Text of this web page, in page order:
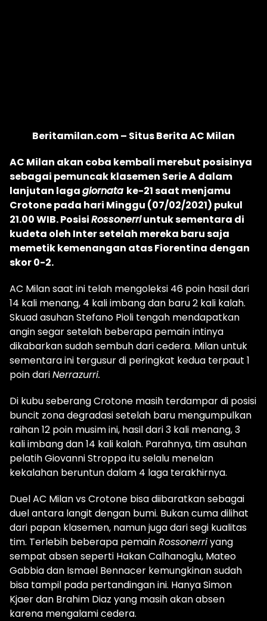
Beritamilan.com – Situs Berita AC Milan
AC Milan akan coba kembali merebut posisinya
sebagai pemuncak klasemen Serie A dalam
lanjutan lagagiornata ke-21 saat menjamu
Crotone pada hari Minggu (07/02/2021) pukul
21.00 WIB. PosisiRossonerriuntuk sementara di
kudeta oleh Inter setelah mereka baru saja
memetik kemenangan atas Fiorentina dengan
skor 0-2.
AC Milan saat ini telah mengoleksi 46 poin hasil dari
14 kali menang, 4 kali imbang dan baru 2 kali kalah.
Skuad asuhan Stefano Pioli tengah mendapatkan
angin segar setelah beberapa pemain intinya
dikabarkan sudah sembuh dari cedera. Milan untuk
sementara ini tergusur di peringkat kedua terpaut 1
poin dariNerrazurri.
Di kubu seberang Crotone masih terdampar di posisi
buncit zona degradasi setelah baru mengumpulkan
raihan 12 poin musim ini, hasil dari 3 kali menang, 3
kali imbang dan 14 kali kalah. Parahnya, tim asuhan
pelatih Giovanni Stroppa itu selalu menelan
kekalahan beruntun dalam 4 laga terakhirnya.
Duel AC Milan vs Crotone bisa diibaratkan sebagai
duel antara langit dengan bumi. Bukan cuma dilihat
dari papan klasemen, namun juga dari segi kualitas
tim. Terlebih beberapa pemainRossonerriyang
sempat absen seperti Hakan Calhanoglu, Mateo
Gabbia dan Ismael Bennacer kemungkinan sudah
bisa tampil pada pertandingan ini. Hanya Simon
Kjaer dan Brahim Diaz yang masih akan absen
karena mengalami cedera.